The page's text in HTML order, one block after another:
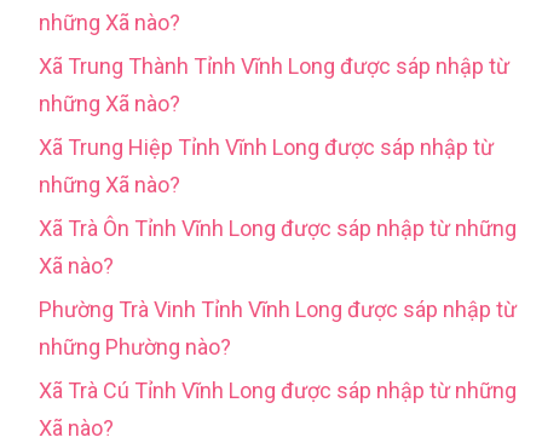
những Xã nào?
Xã Trung Thành Tỉnh Vĩnh Long được sáp nhập từ
những Xã nào?
Xã Trung Hiệp Tỉnh Vĩnh Long được sáp nhập từ
những Xã nào?
Xã Trà Ôn Tỉnh Vĩnh Long được sáp nhập từ những
Xã nào?
Phường Trà Vinh Tỉnh Vĩnh Long được sáp nhập từ
những Phường nào?
Xã Trà Cú Tỉnh Vĩnh Long được sáp nhập từ những
Xã nào?